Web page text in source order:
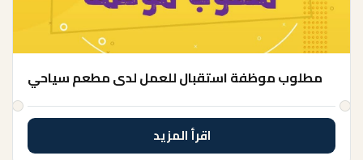
مطلوب موظفة استقبال للعمل لدى مطعم سياحي
اقرأ المزيد